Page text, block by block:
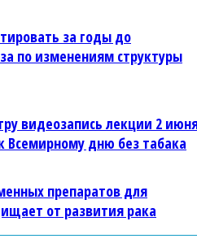
за годы до
по изменениям структуры
видеозапись лекции 2
Всемирному дню без табака
препаратов для
от развития рака